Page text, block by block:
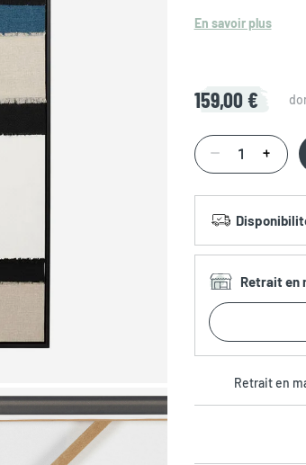
En savoir plus
159,00 €
Retrait en
Retrait en